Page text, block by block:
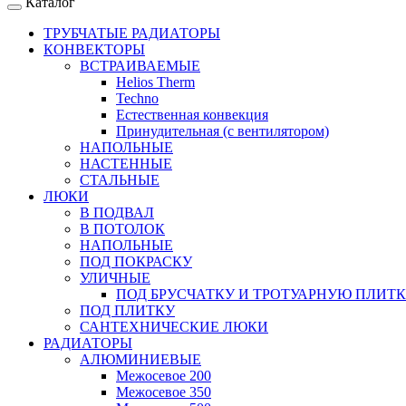
ТРУБЧАТЫЕ РАДИАТОРЫ
КОНВЕКТОРЫ
ВСТРАИВАЕМЫЕ
Helios Therm
Techno
Естественная конвекция
Принудительная (с вентилятором)
НАПОЛЬНЫЕ
НАСТЕННЫЕ
СТАЛЬНЫЕ
ЛЮКИ
В ПОДВАЛ
В ПОТОЛОК
НАПОЛЬНЫЕ
ПОД ПОКРАСКУ
УЛИЧНЫЕ
ПОД БРУСЧАТКУ И ТРОТУАРНУЮ
ПОД ПЛИТКУ
САНТЕХНИЧЕСКИЕ ЛЮКИ
РАДИАТОРЫ
АЛЮМИНИЕВЫЕ
Межосевое 200
Межосевое 350